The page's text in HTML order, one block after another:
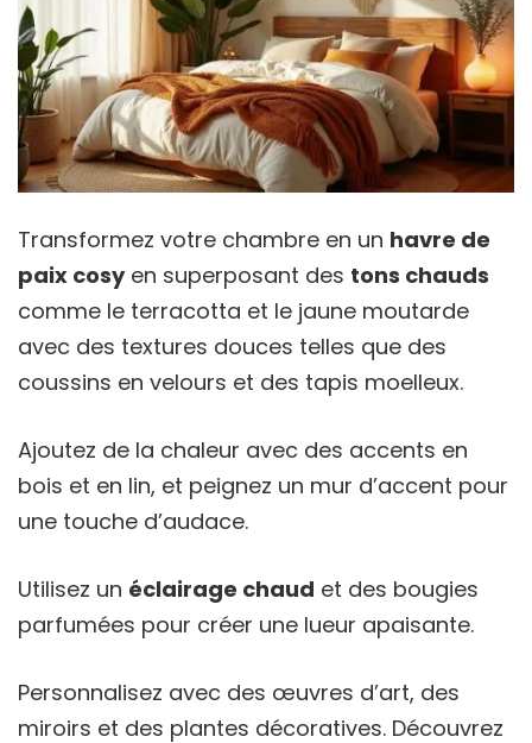
Transformez votre chambre en un havre de
paix cosyen superposant des tons chauds
comme le terracotta et le jaune moutarde
avec des textures douces telles que des
coussins en velours et des tapis moelleux.
Ajoutez de la chaleur avec des accents en
bois et en lin, et peignez un mur d’accent pour
une touche d’audace.
Utilisez un éclairage chaud et des bougies
parfumées pour créer une lueur apaisante.
Personnalisez avec des œuvres d’art, des
miroirs et des plantes décoratives. Découvrez